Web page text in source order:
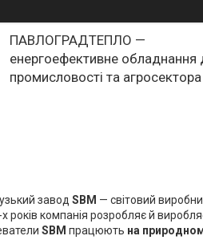
ПАВЛОГРАДТЕПЛО —
енергоефективне обладнання
промисловості та агросектора
завод SBM — світовий
років компанія розробляє й
SBM працюють на